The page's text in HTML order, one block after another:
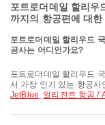
포트로더데일 할리우
까지의 항공편에 대
포트로더데일 할리우드
공사는 어디인가요?
포트로더데일 할리우드 국제공항에서 출발하는 대부분의 여행객은 이 공항에
서 가장 인기 있는 항공사
JetBlue, 얼리전트 항공 /